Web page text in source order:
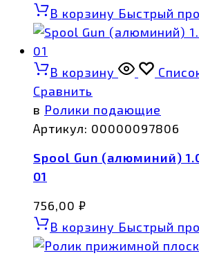
В корзину Быстрый
В корзину
Сравнить
в Ролики подающие
Артикул: 00000097806
Spool Gun (алюминий)
01
756,00 ₽
В корзину Быстрый